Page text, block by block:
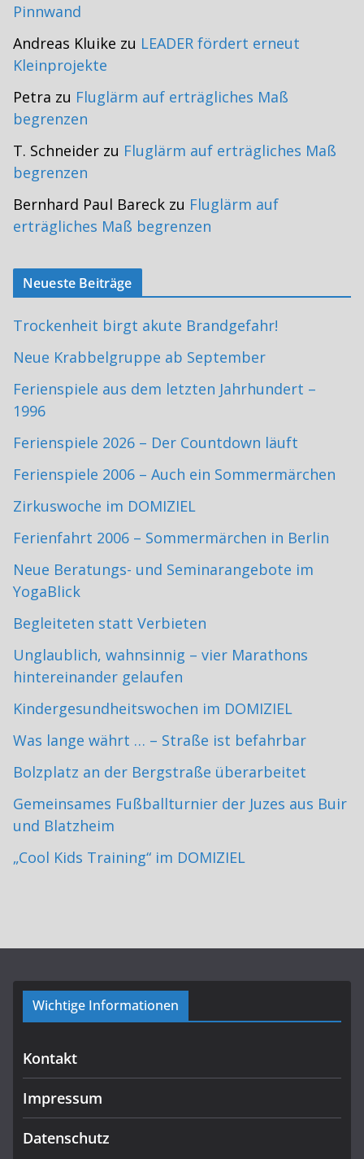
Pinnwand
Andreas Kluike zu LEADER fördert erneut
Kleinprojekte
Petra zu Fluglärm auf erträgliches Maß
begrenzen
T. Schneider zu Fluglärm auf erträgliches Maß
begrenzen
Bernhard Paul Bareck zu Fluglärm auf
erträgliches Maß begrenzen
Neueste Beiträge
Trockenheit birgt akute Brandgefahr!
Neue Krabbelgruppe ab September
Ferienspiele aus dem letzten Jahrhundert –
1996
Ferienspiele 2026 – Der Countdown läuft
Ferienspiele 2006 – Auch ein Sommermärchen
Zirkuswoche im DOMIZIEL
Ferienfahrt 2006 – Sommermärchen in Berlin
Neue Beratungs- und Seminarangebote im
YogaBlick
Begleiteten statt Verbieten
Unglaublich, wahnsinnig – vier Marathons
hintereinander gelaufen
Kindergesundheitswochen im DOMIZIEL
Was lange währt … – Straße ist befahrbar
Bolzplatz an der Bergstraße überarbeitet
Gemeinsames Fußballturnier der Juzes aus Buir
und Blatzheim
„Cool Kids Training“ im DOMIZIEL
Wichtige Informationen
Kontakt
Impressum
Datenschutz